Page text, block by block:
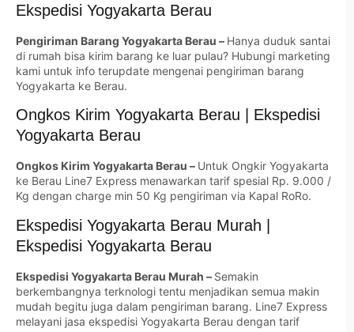
Ekspedisi Yogyakarta Berau
Pengiriman Barang Yogyakarta Berau – Hanya duduk santai
di rumah bisa kirim barang ke luar pulau? Hubungi marketing
kami untuk info terupdate mengenai pengiriman barang
Yogyakarta ke Berau.
Ongkos Kirim Yogyakarta Berau | Ekspedisi
Yogyakarta Berau
Ongkos Kirim Yogyakarta Berau – Untuk Ongkir Yogyakarta
ke Berau Line7 Express menawarkan tarif spesial Rp. 9.000 /
Kg dengan charge min 50 Kg pengiriman via Kapal RoRo.
Ekspedisi Yogyakarta Berau Murah |
Ekspedisi Yogyakarta Berau
Ekspedisi Yogyakarta Berau Murah – Semakin
berkembangnya terknologi tentu menjadikan semua makin
mudah begitu juga dalam pengiriman barang. Line7 Express
melayani jasa ekspedisi Yogyakarta Berau dengan tarif